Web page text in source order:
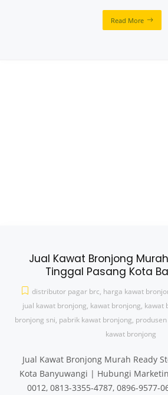
Read More
Jual Kawat Bronjong
Tinggal Pasang Kota
distributor pagar brc, harga kawat
jual kawat bronjong, kawat bronjong, kawat
bronjong sni, pabrik kawat bronjong,
kawat bronjong
Jual Kawat Bronjong Murah Ready
Kota Banyuwangi | Hubungi
0012, 0813-3355-4787, 0896-9577-